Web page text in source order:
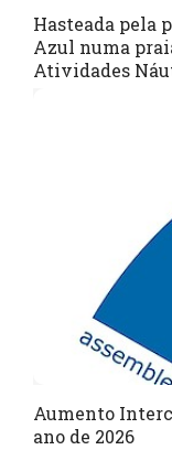
Hasteada pela
Azul numa
Atividades
Aumento
ano de 2026